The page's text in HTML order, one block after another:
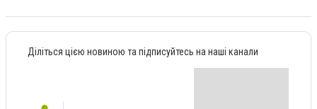
Діліться цією новиною та підписуйтесь на наші канали